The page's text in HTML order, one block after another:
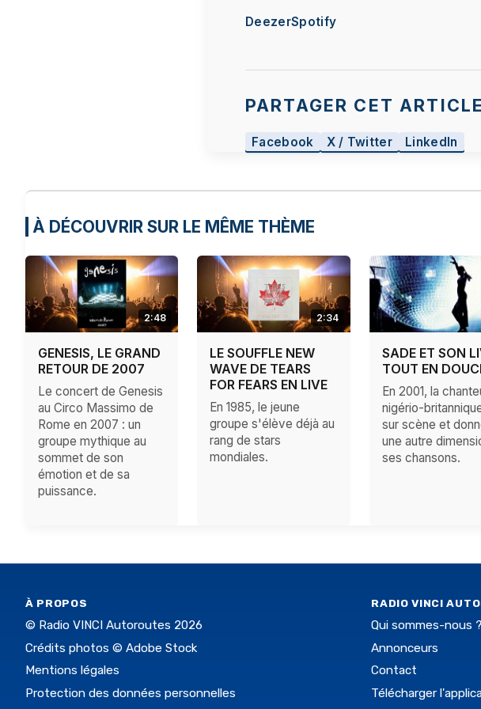
vous souhaitez continuer et lire
DeezerSpotify
PARTAGER CET ARTICLE
Facebook X / Twitter LinkedIn
À DÉCOUVRIR SUR LE MÊME THÈME
2:48
GENESIS, LE GRAND
RETOUR DE 2007
Le concert de Genesis
au Circo Massimo de
Rome en 2007 : un
groupe mythique au
sommet de son
émotion et de sa
puissance.
2:34
LE SOUFFLE NEW
WAVE DE TEARS
FOR FEARS EN LIVE
En 1985, le jeune
groupe s'élève déjà au
rang de stars
mondiales.
SADE ET SON
TOUT EN
En 2001, la
nigério-
sur scène et
une autre
ses chansons.
À PROPOS
© Radio VINCI Autoroutes 2026
Crédits photos © Adobe Stock
Mentions légales
Protection des données personnelles
RADIO VINCI
Qui sommes-nous ?
Annonceurs
Contact
Télécharger